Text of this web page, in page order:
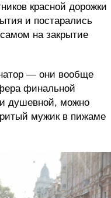
красной дорожки
и постарались
на закрытие
— они вообще
финальной
душевной, можно
мужик в пижаме